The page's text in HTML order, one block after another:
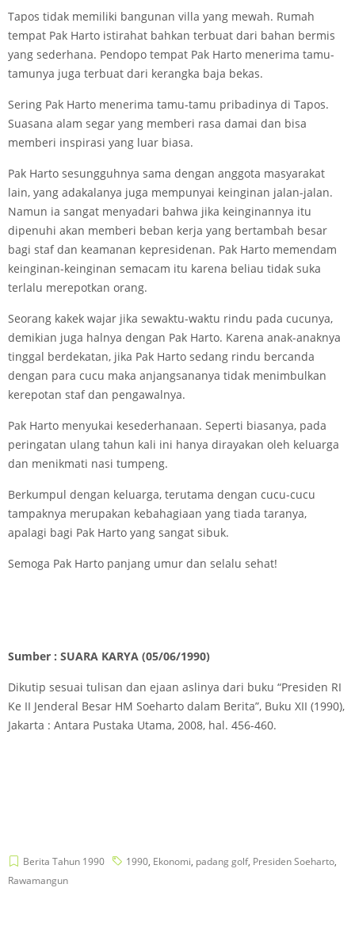
Tapos tidak memiliki bangunan villa yang mewah. Rumah
tempat Pak Harto istirahat bahkan terbuat dari bahan bermis
yang sederhana. Pendopo tempat Pak Harto menerima tamu-
tamunya juga terbuat dari kerangka baja bekas.
Sering Pak Harto menerima tamu-tamu pribadinya di Tapos.
Suasana alam segar yang memberi rasa damai dan bisa
memberi inspirasi yang luar biasa.
Pak Harto sesungguhnya sama dengan anggota masyarakat
lain, yang adakalanya juga mempunyai keinginan jalan-jalan.
Namun ia sangat menyadari bahwa jika keinginannya itu
dipenuhi akan memberi beban kerja yang bertambah besar
bagi staf dan keamanan kepresidenan. Pak Harto memendam
keinginan-keinginan semacam itu karena beliau tidak suka
terlalu merepotkan orang.
Seorang kakek wajar jika sewaktu-waktu rindu pada cucunya,
demikian juga halnya dengan Pak Harto. Karena anak-anaknya
tinggal berdekatan, jika Pak Harto sedang rindu bercanda
dengan para cucu maka anjangsananya tidak menimbulkan
kerepotan staf dan pengawalnya.
Pak Harto menyukai kesederhanaan. Seperti biasanya, pada
peringatan ulang tahun kali ini hanya dirayakan oleh keluarga
dan menikmati nasi tumpeng.
Berkumpul dengan keluarga, terutama dengan cucu-cucu
tampaknya merupakan kebahagiaan yang tiada taranya,
apalagi bagi Pak Harto yang sangat sibuk.
Semoga Pak Harto panjang umur dan selalu sehat!
Sumber : SUARA KARYA (05/06/1990)
Dikutip sesuai tulisan dan ejaan aslinya dari buku “Presiden RI
Ke II Jenderal Besar HM Soeharto dalam Berita”, Buku XII (1990),
Jakarta : Antara Pustaka Utama, 2008, hal. 456-460.
Berita Tahun 1990 1990, Ekonomi, padang golf, Presiden Soeharto,
Rawamangun